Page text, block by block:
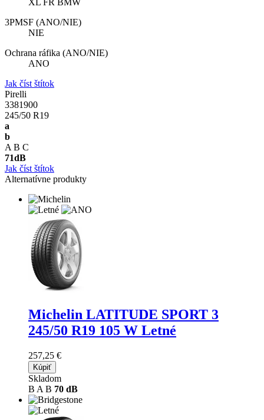
XL FR BMW
3PMSF (ANO/NIE)
NIE
Ochrana ráfika (ANO/NIE)
ANO
Jak číst štítok
Pirelli
3381900
245/50 R19
a
b
A B C
71dB
Jak číst štítok
Alternatívne produkty
Michelin LATITUDE SPORT 3
245/50 R19 105 W Letné
257,25 €
Kúpiť
Skladom
B A B 70 dB